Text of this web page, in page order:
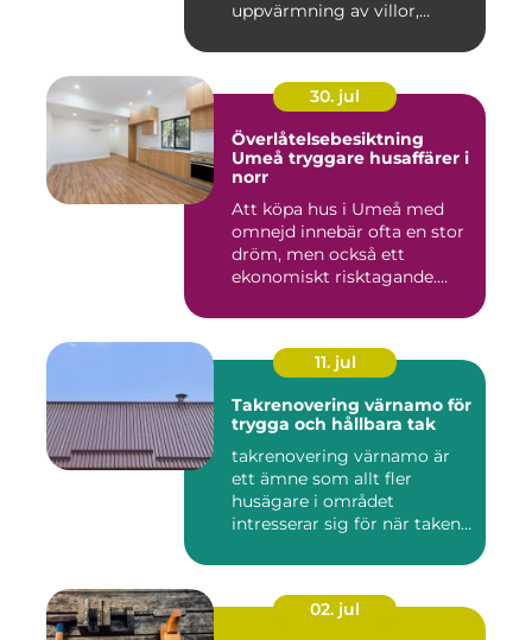
uppvärmning av villor,
30. jul
Överlåtelsebesiktning
Umeå tryggare husaffärer i
norr
Att köpa hus i Umeå med
omnejd innebär ofta en stor
dröm, men också ett
ekonomiskt risktagande.
11. jul
Takrenovering värnamo för
trygga och hållbara tak
takrenovering värnamo är
ett ämne som allt fler
husägare i området
intresserar sig för när taken
02. jul